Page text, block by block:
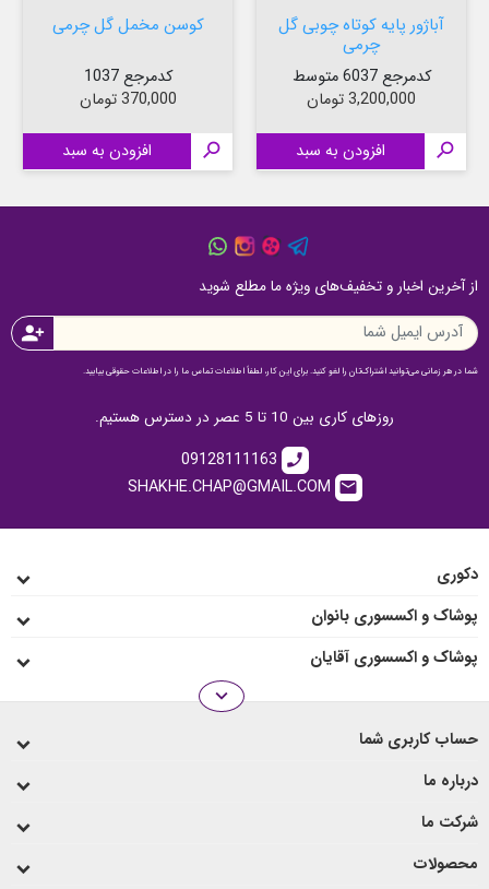
آباژور پایه کوتاه چوبی گل
چرمی
کدمرجع 6037 متوسط
قیمت
3,200,000 تومان
 افزودن به سبد
کوسن مخمل گل چرمی
کدمرجع 1037
قیمت
370,000 تومان
 افزودن به سبد
از آخرین اخبار و تخفیف‌های ویژه ما مطلع شوید
person_add
شما در هر زمانی می‌توانید اشتراک‌تان را لغو کنید. برای این کار، لطفاً اطلاعات تماس ما را در اطلاعات حقوقی بیابید.
روزهای کاری بین 10 تا 5 عصر در دسترس هستیم.
call
09128111163
email
دکوری
پوشاک و اکسسوری بانوان
پوشاک و اکسسوری آقایان
انواع رو میزی
لیوان و ماگ
expand_more
حساب کاربری شما
درباره ما
شرکت ما
محصولات